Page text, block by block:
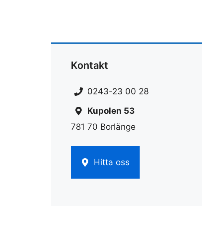
Kontakt
0243-23 00 28
Kupolen 53
781 70 Borlänge
Hitta oss